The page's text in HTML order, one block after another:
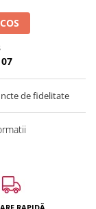
de fidelitate